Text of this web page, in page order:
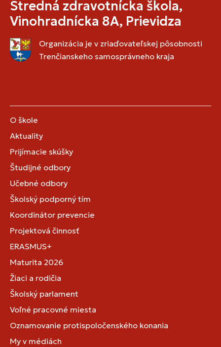
Stredná zdravotnícka škola,
Vinohradnícka 8A, Prievidza
Organizácia je v zriaďovateľskej pôsobnosti
Trenčianskeho samosprávneho kraja
O škole
Aktuality
Prijímacie skúšky
Študijné odbory
Učebné odbory
Školský podporný tím
Koordinátor prevencie
Projektová činnosť
ERASMUS+
Maturita 2026
Žiaci a rodičia
Školský parlament
Voľné pracovné miesta
Oznamovanie protispoločenského konania
My v médiách